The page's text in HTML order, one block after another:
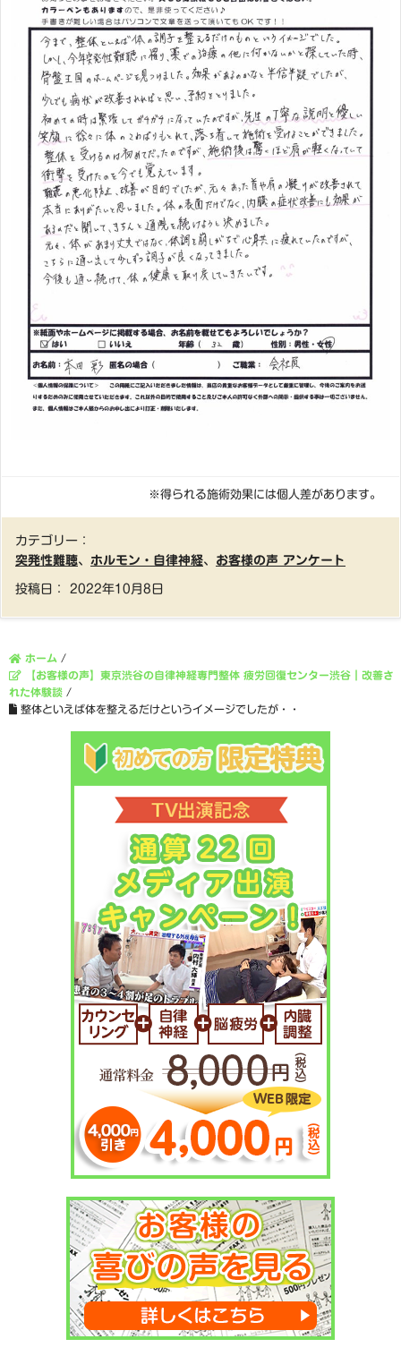
※得られる施術効果には個人差があります。
カテゴリー：
突発性難聴、 ホルモン・自律神経、 お客様の声 アンケート
投稿日： 2022年10月8日
ホーム /
【お客様の声】東京渋谷の自律神経専門整体 疲労回復センター渋谷｜改善さ
れた体験談 /
整体といえば体を整えるだけというイメージでしたが・・